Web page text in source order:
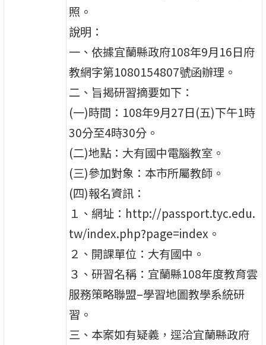
照。
說明：
一、依據宜蘭縣政府108年9月16日府
教網字第1080154807號函辦理。
二、旨揭研習摘要如下：
(一)時間：108年9月27日(五)下午1時
30分至4時30分。
(二)地點：大有國中電腦教室。
(三)參加對象：本市所屬教師。
(四)報名資訊：
１、網址：http://passport.tyc.edu.
tw/index.php?page=index。
２、開課單位：大有國中。
３、研習名稱：宜蘭縣108年度教育雲
服務策略聯盟–學習地圖教學系統研
習。
三、本案如有疑義，逕洽宜蘭縣政府